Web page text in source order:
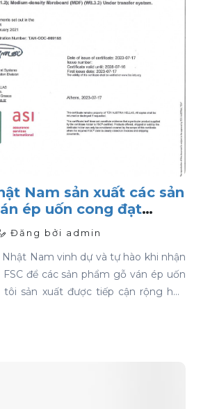
Nam sản xuất các sản
ép uốn cong đạt
FSC
Đăng bởi admin
Nam vinh dự và tự hào khi nhận
để các sản phẩm gỗ ván ép uốn
sản xuất được tiếp cận rộng hơn